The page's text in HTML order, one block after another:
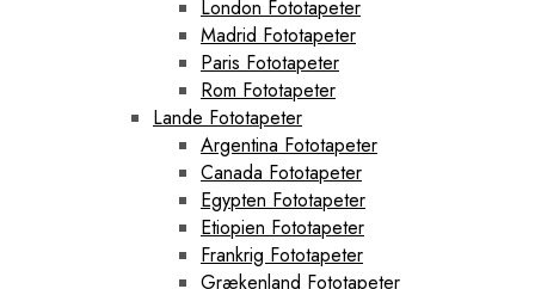
London Fototapeter
Madrid Fototapeter
Paris Fototapeter
Rom Fototapeter
Lande Fototapeter
Argentina Fototapeter
Canada Fototapeter
Egypten Fototapeter
Etiopien Fototapeter
Frankrig Fototapeter
Grækenland Fototapeter